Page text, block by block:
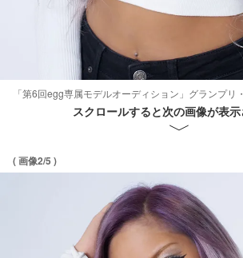
「第6回egg専属モデルオーディション」グランプリ
スクロールすると次の画像が表
( 画像2/5 )